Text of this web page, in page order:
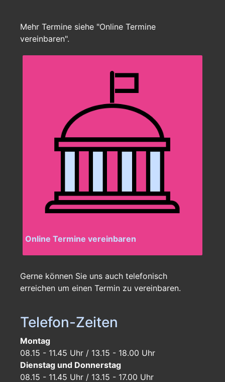
Mehr Termine siehe "Online Termine
vereinbaren".
Online Termine vereinbaren
Gerne können Sie uns auch telefonisch
erreichen um einen Termin zu vereinbaren.
Telefon-Zeiten
Montag
08.15 - 11.45 Uhr / 13.15 - 18.00 Uhr
Dienstag und Donnerstag
08.15 - 11.45 Uhr / 13.15 - 17.00 Uhr